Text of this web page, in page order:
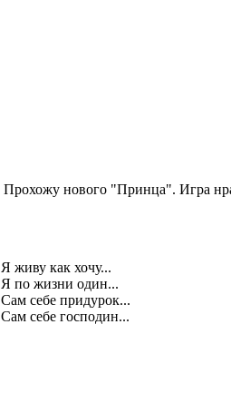
Прохожу нового "Принца". Игра
Я живу как хочу...
Я по жизни один...
Сам себе придурок...
Сам себе господин...